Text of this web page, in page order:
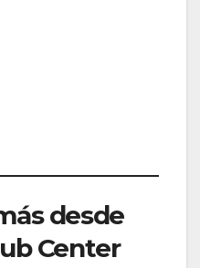
desde
Center